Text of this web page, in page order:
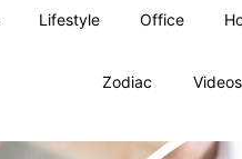
Lifestyle Office
Zodiac Videos